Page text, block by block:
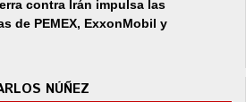
contra Irán impulsa las
de PEMEX, ExxonMobil y
NÚÑEZ